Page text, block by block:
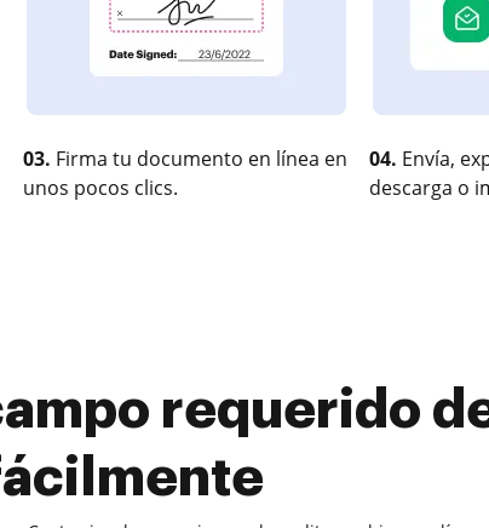
03. Firma tu documento en línea en
unos pocos clics.
04. Envía,
descarga o
requerido